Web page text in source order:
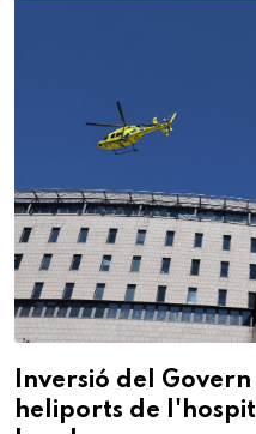
Inversió del
heliports de